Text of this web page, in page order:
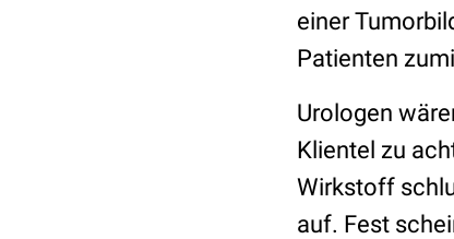
einer
Patienten
Urologen
Klientel zu
Wirkstoff
auf. Fest